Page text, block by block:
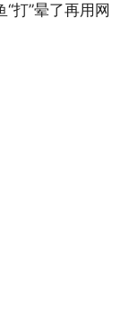
打”晕了再用网